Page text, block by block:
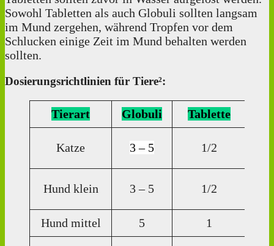
Sowohl Tabletten als auch Globuli sollten langsam
im Mund zergehen, während Tropfen vor dem
Schlucken einige Zeit im Mund behalten werden
sollten.
Dosierungsrichtlinien für Tiere²:
Tierart Globuli Tablette
Katze 3 – 5 1/2
Hund klein 3 – 5 1/2
Hund mittel
5 1